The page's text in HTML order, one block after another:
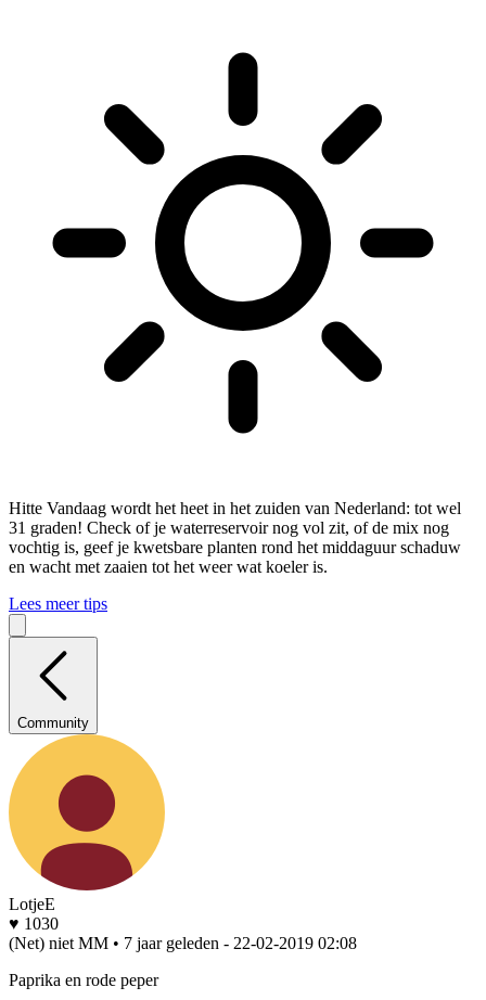
Hitte Vandaag wordt het heet in het zuiden van Nederland: tot wel
31 graden! Check of je waterreservoir nog vol zit, of de mix nog
vochtig is, geef je kwetsbare planten rond het middaguur schaduw
en wacht met zaaien tot het weer wat koeler is.
Lees meer tips
Community
LotjeE
♥ 1030
(Net) niet MM • 7 jaar geleden - 22-02-2019 02:08
Paprika en rode peper